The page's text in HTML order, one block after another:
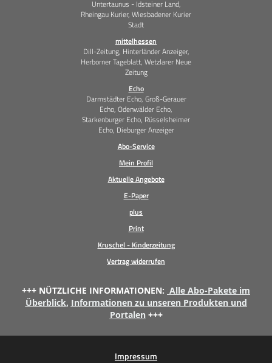
Untertaunus - Idsteiner Land,
Rheingau Kurier, Wiesbadener Kurier
Stadt
mittelhessen
Dill-Zeitung, Hinterländer Anzeiger,
Herborner Tageblatt, Wetzlarer Neue
Zeitung
Echo
Darmstädter Echo, Groß-Gerauer
Echo, Odenwälder Echo,
Starkenburger Echo, Rüsselsheimer
Echo, Dieburger Anzeiger
Abo-Service
Mein Profil
Aktuelle Angebote
E-Paper
plus
Print
Kruschel - Kinderzeitung
Vertrag widerrufen
+++ NÜTZLICHE INFORMATIONEN: Alle Abo-Pakete im
Überblick, Informationen zu unseren Produkten und
Portalen +++
Impressum